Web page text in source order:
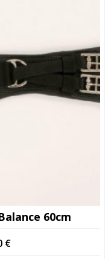
60cm
€